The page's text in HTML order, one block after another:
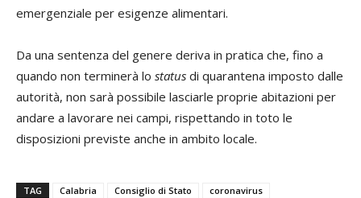
emergenziale per esigenze alimentari.
Da una sentenza del genere deriva in pratica che, fino a
quando non terminerà lo status di quarantena imposto dalle
autorità, non sarà possibile lasciarle proprie abitazioni per
andare a lavorare nei campi, rispettando in toto le
disposizioni previste anche in ambito locale.
TAG Calabria Consiglio di Stato
coronavirus